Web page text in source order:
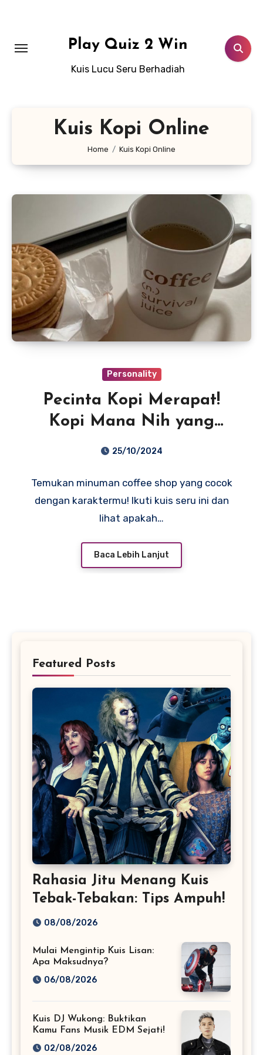
Play Quiz 2 Win
Kuis Lucu Seru Berhadiah
Kuis Kopi Online
Home Kuis Kopi Online
Personality
Pecinta Kopi Merapat!
Kopi Mana Nih yang
Cocok Sama Karakter
25/10/2024
Temukan minuman coffee shop yang cocok
dengan karaktermu! Ikuti kuis seru ini dan
lihat apakah…
Baca Lebih Lanjut
Featured Posts
Rahasia Jitu Menang Kuis
Tebak-Tebakan: Tips Ampuh!
08/08/2026
Mulai Mengintip Kuis Lisan:
Apa Maksudnya?
06/08/2026
Kuis DJ Wukong: Buktikan
Kamu Fans Musik EDM Sejati!
02/08/2026